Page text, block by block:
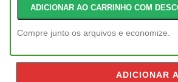
ADICIONAR AO CARRINHO COM
Compre junto os arquivos e economize.
ADICIONAR